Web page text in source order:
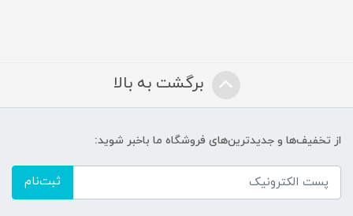
برگشت به بالا
از تخفیف‌ها و جدیدترین‌های فروشگاه ما باخبر شوید:
ثبت‌نام